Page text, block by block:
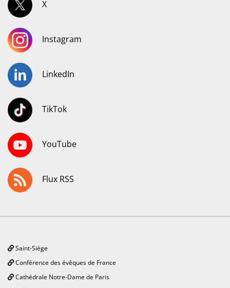
X
Instagram
LinkedIn
TikTok
YouTube
Flux RSS
Saint-Siège
Conférence des évêques de France
Cathédrale Notre-Dame de Paris